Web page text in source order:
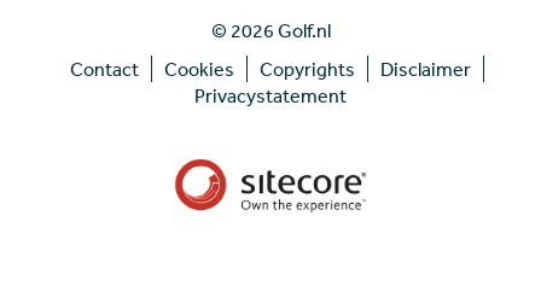
© 2026 Golf.nl
Contact
Cookies Copyrights
Disclaimer
Privacystatement